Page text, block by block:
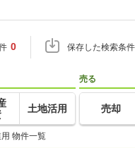
0 保存した検索条件
土地活用
売る
売却
物件一覧